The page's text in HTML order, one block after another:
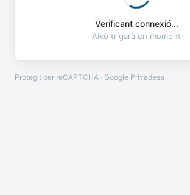
Verificant connexió...
Això trigarà un moment
Protegit per reCAPTCHA · Google Privadesa